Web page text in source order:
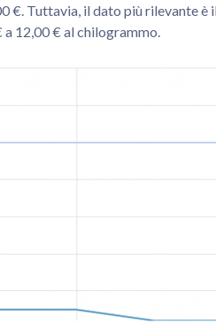
€. Tuttavia, il dato più rilevante
a 12,00 € al chilogrammo.